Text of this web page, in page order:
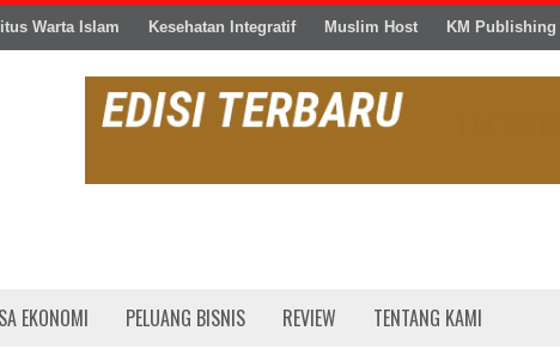
Warta Islam Kesehatan Integratif Muslim Host KM Publishing
EKONOMI PELUANG BISNIS REVIEW TENTANG KAMI